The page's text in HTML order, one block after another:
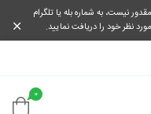
نیست، به شماره بله یا تلگرام
0